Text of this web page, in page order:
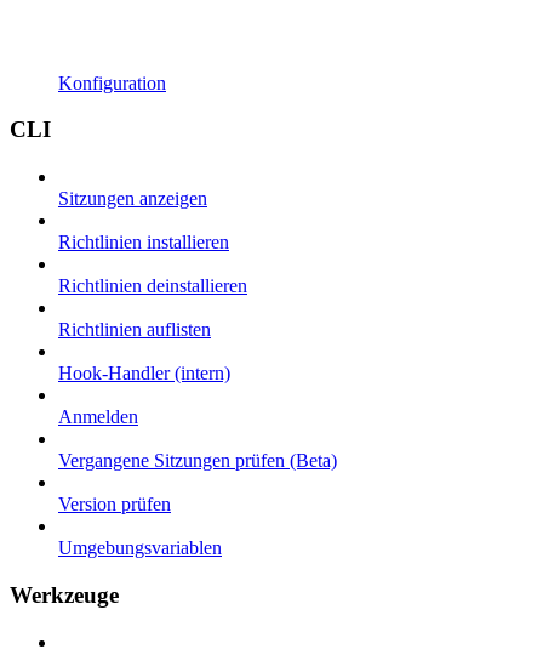
Konfiguration
CLI
Sitzungen anzeigen
Richtlinien installieren
Richtlinien deinstallieren
Richtlinien auflisten
Hook-Handler (intern)
Anmelden
Vergangene Sitzungen prüfen (Beta)
Version prüfen
Umgebungsvariablen
Werkzeuge